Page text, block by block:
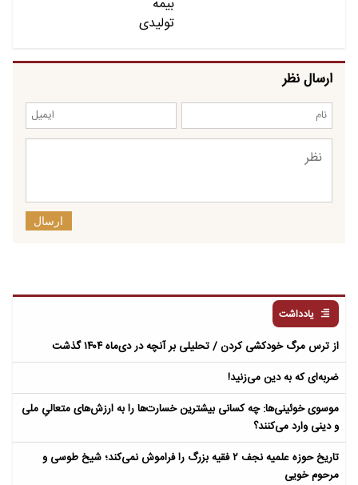
ارسال نظر
ارسال
یادداشت
از ترس مرگ خودکشی کردن / تحلیلی بر آنچه در دی‌ماه ۱۴۰۴ گذشت
ضربه‌ای که به دین می‌زنید!
موسوی خوئینی‌ها: چه کسانی بیشترین خسارت‌ها را به ارزش‌های متعالیِ ملی
و دینی وارد می‌کنند؟
تاریخ حوزه علمیه نجف ۲ فقیه بزرگ را فراموش نمی‌کند؛ شیخ طوسی و
مرحوم خویی